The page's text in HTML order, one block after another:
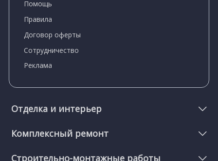
Помощь
Правила
Договор оферты
Сотрудничество
Реклама
Отделка и интерьер
Комплексный ремонт
Строительно-монтажные работы